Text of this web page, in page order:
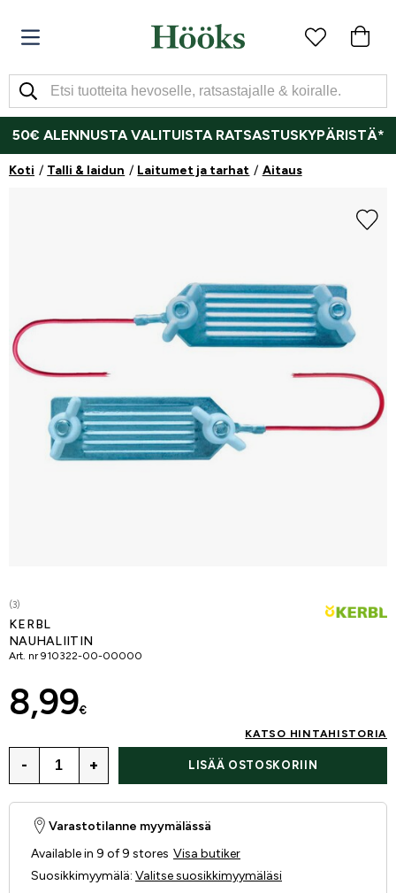
50€ ALENNUSTA VALITUISTA RATSASTUSKYPÄRISTÄ*
Koti Talli & laidun Laitumet ja tarhat Aitaus
(3)
KERBL
NAUHALIITIN
Art. nr 910322-00-00000
8,99€
KATSO HINTAHISTORIA
- + LISÄÄ OSTOSKORIIN
Varastotilanne myymälässä
Available in 9 of 9 stores Visa butiker
Suosikkimyymälä: Valitse suosikkimyymäläsi